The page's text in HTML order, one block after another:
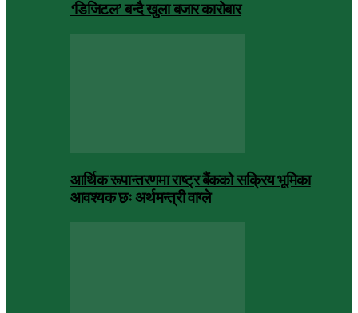
‘डिजिटल’ बन्दै खुला बजार कारोबार
आर्थिक रूपान्तरणमा राष्ट्र बैंकको सक्रिय भूमिका
आवश्यक छः अर्थमन्त्री वाग्ले